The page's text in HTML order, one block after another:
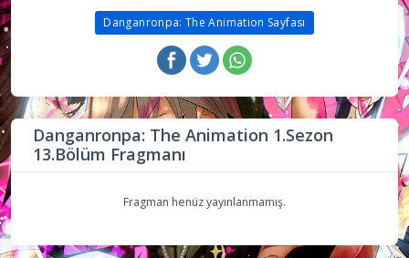
Danganronpa: The Animation Sayfası
Danganronpa: The Animation 1.Sezon
13.Bölüm Fragmanı
Fragman henüz yayınlanmamış.